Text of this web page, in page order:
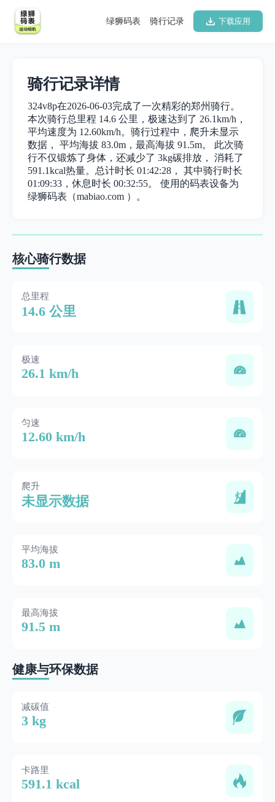
下载应用
骑行记录
绿狮码表
骑行记录详情
324v8p在2026-06-03完成了一次精彩的郑州骑行。
本次骑行总里程 14.6 公里，极速达到了 26.1km/h，
平均速度为 12.60km/h。骑行过程中，爬升未显示
数据， 平均海拔 83.0m，最高海拔 91.5m。 此次骑
行不仅锻炼了身体，还减少了 3kg碳排放， 消耗了
591.1kcal热量。总计时长 01:42:28， 其中骑行时长
01:09:33，休息时长 00:32:55。 使用的码表设备为
绿狮码表（mabiao.com ）。
核心骑行数据
总里程
14.6 公里
极速
26.1 km/h
匀速
12.60 km/h
爬升
未显示数据
平均海拔
83.0 m
最高海拔
91.5 m
健康与环保数据
减碳值
3 kg
卡路里
591.1 kcal